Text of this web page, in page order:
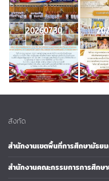
20260730
สังกัด
สำนักงานเขตพื้นที่การศึกษามัธย
สำนักงานคณะกรรมการการศึกษ